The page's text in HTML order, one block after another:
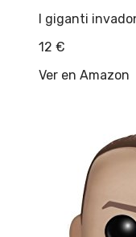
I giganti
12 €
Ver en Amazon